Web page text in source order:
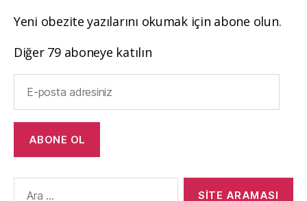
Yeni obezite yazılarını okumak için abone olun.
Diğer 79 aboneye katılın
posta
adresiniz
ABONE OL